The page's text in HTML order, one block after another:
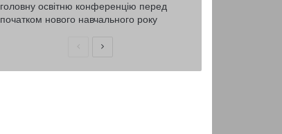
головну освітню конференцію перед
початком нового навчального року
ПопередняНаступна